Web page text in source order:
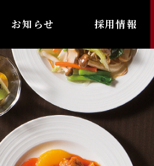
お知らせ 採用情報